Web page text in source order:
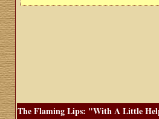
The Flaming Lips: "With A Little